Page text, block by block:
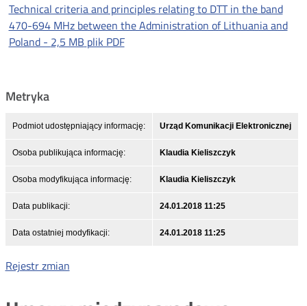
Technical criteria and principles relating to DTT in the band
470-694 MHz between the Administration of Lithuania and
Poland - 2,5 MB plik PDF
Metryka
Podmiot udostępniający informację: Urząd Komunikacji Elektronicznej
Osoba publikująca informację: Klaudia Kieliszczyk
Osoba modyfikująca informację: Klaudia Kieliszczyk
Data publikacji: 24.01.2018 11:25
Data ostatniej modyfikacji: 24.01.2018 11:25
Rejestr zmian